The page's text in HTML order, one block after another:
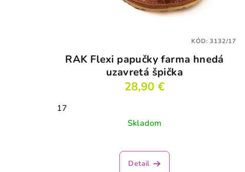
RAK Flexi papučky farma hnedá
uzavretá špička
28,90 €
17
Skladom
hodnotenie
produktu
Detail
KÓD:3132/17